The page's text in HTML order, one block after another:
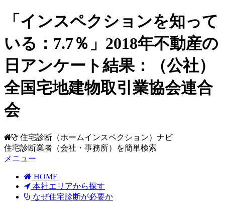
「インスペクションを知って
いる：7.7％」2018年不動産の
日アンケート結果：（公社）
全国宅地建物取引業協会連合
会
住宅診断（ホームインスペクション）ナビ
住宅診断業者（会社・事務所）を簡単検索
メニュー
HOME
本社エリアから探す
なぜ住宅診断が必要か